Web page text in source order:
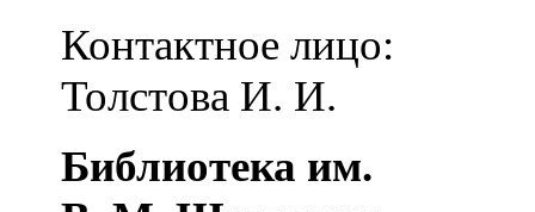
Контактное лицо:
Толстова И. И.
Библиотека им.